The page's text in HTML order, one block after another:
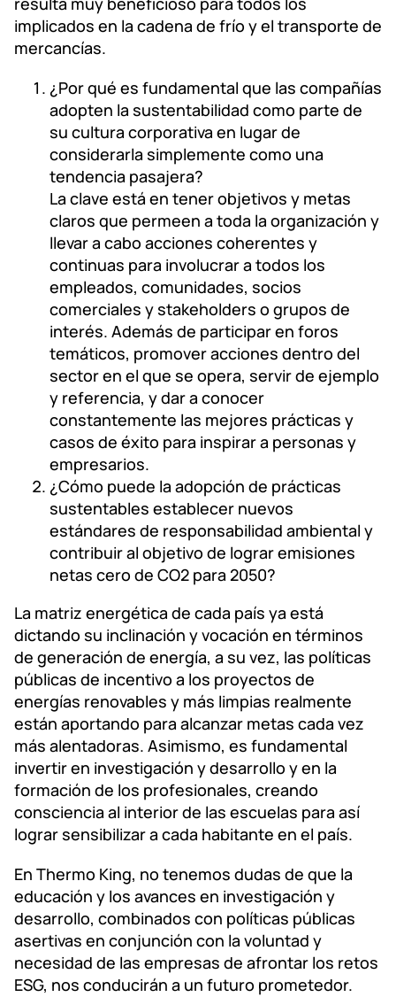
implicados en la cadena de frío y el transporte de
mercancías.
¿Por qué es fundamental que las compañías
adopten la sustentabilidad como parte de
su cultura corporativa en lugar de
considerarla simplemente como una
tendencia pasajera?
La clave está en tener objetivos y metas
claros que permeen a toda la organización y
llevar a cabo acciones coherentes y
continuas para involucrar a todos los
empleados, comunidades, socios
comerciales y stakeholders o grupos de
interés. Además de participar en foros
temáticos, promover acciones dentro del
sector en el que se opera, servir de ejemplo
y referencia, y dar a conocer
constantemente las mejores prácticas y
casos de éxito para inspirar a personas y
empresarios.
¿Cómo puede la adopción de prácticas
sustentables establecer nuevos
estándares de responsabilidad ambiental y
contribuir al objetivo de lograr emisiones
netas cero de CO2 para 2050?
La matriz energética de cada país ya está
dictando su inclinación y vocación en términos
de generación de energía, a su vez, las políticas
públicas de incentivo a los proyectos de
energías renovables y más limpias realmente
están aportando para alcanzar metas cada vez
más alentadoras. Asimismo, es fundamental
invertir en investigación y desarrollo y en la
formación de los profesionales, creando
consciencia al interior de las escuelas para así
lograr sensibilizar a cada habitante en el país.
En Thermo King, no tenemos dudas de que la
educación y los avances en investigación y
desarrollo, combinados con políticas públicas
asertivas en conjunción con la voluntad y
necesidad de las empresas de afrontar los retos
ESG, nos conducirán a un futuro prometedor.